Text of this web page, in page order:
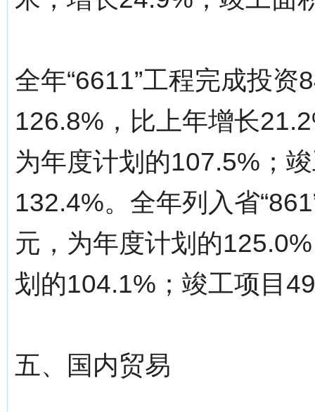
全年“6611”工程完成投
126.8%，比上年增长
为年度计划的107.5%；
132.4%。全年列入省
元，为年度计划的
划的104.1%；竣工项目
五、国内贸易